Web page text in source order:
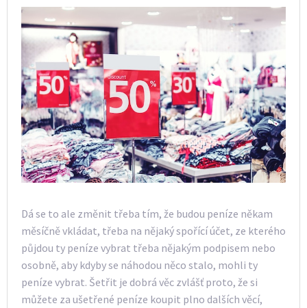
Dá se to ale změnit třeba tím, že budou peníze někam
měsíčně vkládat, třeba na nějaký spořící účet, ze kterého
půjdou ty peníze vybrat třeba nějakým podpisem nebo
osobně, aby kdyby se náhodou něco stalo, mohli ty
peníze vybrat. Šetřit je dobrá věc zvlášť proto, že si
můžete za ušetřené peníze koupit plno dalších věcí,